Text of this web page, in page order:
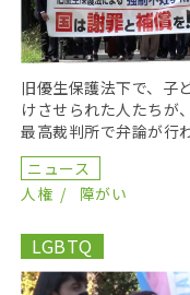
旧優生保護法下で、子
けさせられた人たちが
最高裁判所で弁論が行
に、強制的に不妊手術
ニュース
人権
障がい
LGBTQ